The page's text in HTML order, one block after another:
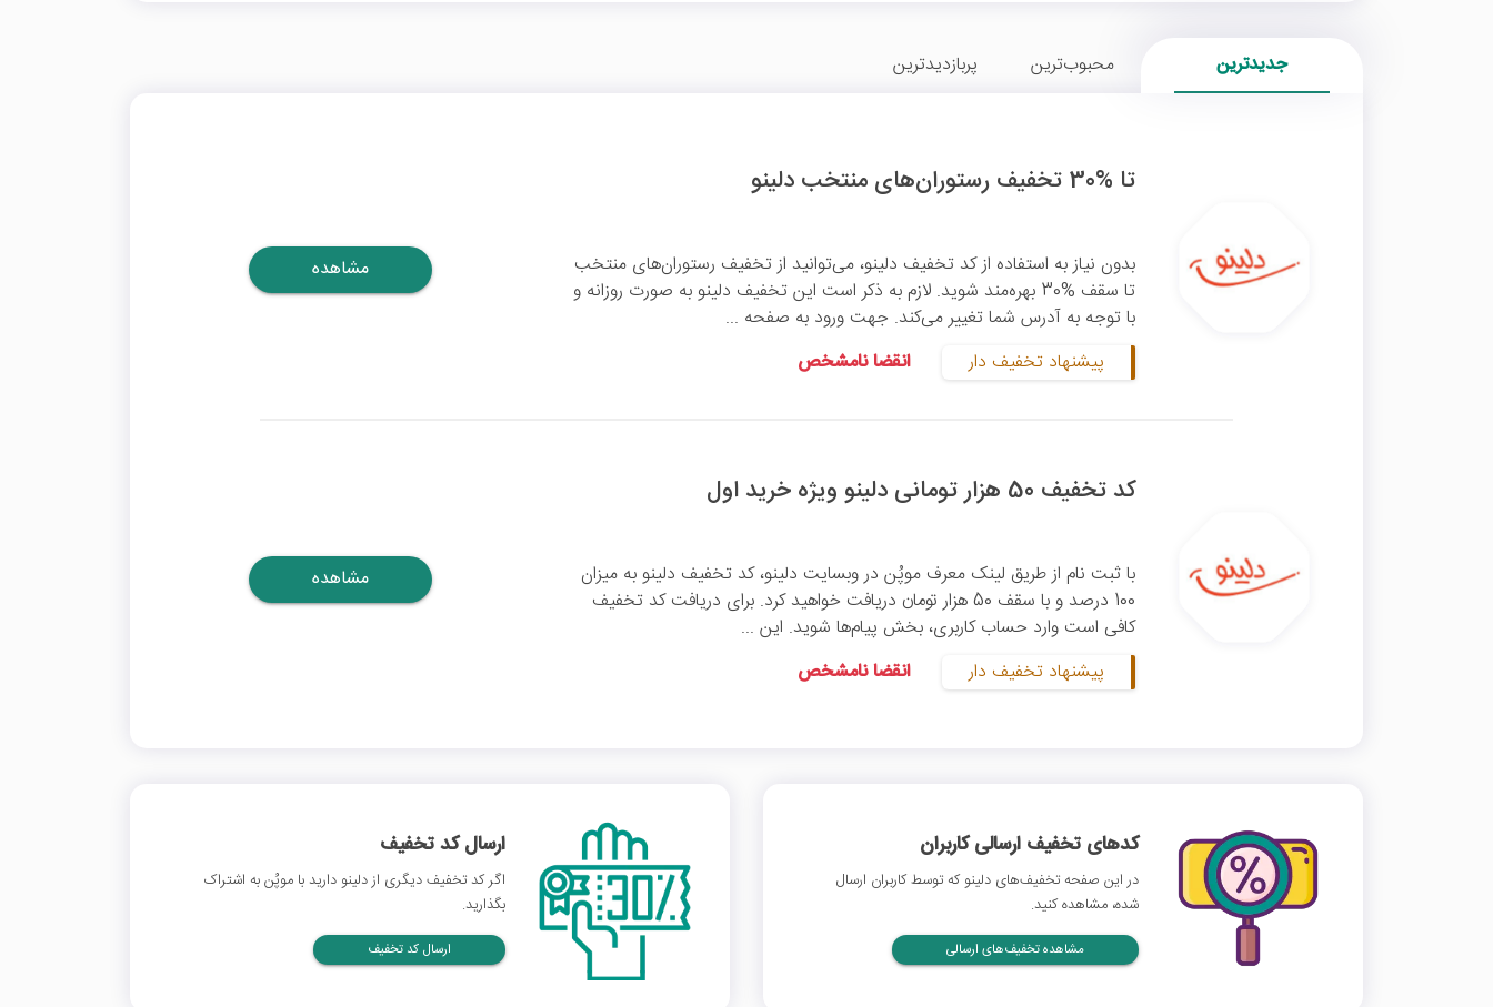
جدیدترین محبوب‌ترین پربازدیدترین
تا %30 تخفیف رستوران‌های منتخب دلینو
بدون نیاز به استفاده ازکد تخفیف دلینو، می‌توانید از تخفیف رستوران‌های منتخب
تا سقف %30 بهره‌مند شوید. لازم به ذکر است این تخفیف دلینو به‌ صورت روزانه و
با توجه به آدرس شما تغییر می‌کند. جهت ورود به صفحه ...
پیشنهاد تخفیف دار
انقضا نامشخص
مشاهده
کد تخفیف 50 هزار تومانی دلینو ویژه خرید اول
با ثبت نام از طریق لینک معرف موپُن در وبسایت دلینو،کد تخفیف دلینوبه میزان
100 درصد و با سقف 50 هزار تومان دریافت خواهید کرد. برای دریافت کد تخفیف
کافی است وارد حساب کاربری، بخش پیام‌ها شوید. این ...
پیشنهاد تخفیف دار
انقضا نامشخص
مشاهده
کدهای تخفیف ارسالی کاربران
در این صفحه تخفیف‌های دلینو که توسط کاربران ارسال
شده، مشاهده کنید.
مشاهده تخفیف‌های ارسالی
ارسال کد تخفیف
اگر کد تخفیف دیگری از دلینو دارید با موپُن به اشتراک
بگذارید.
ارسال کد تخفیف